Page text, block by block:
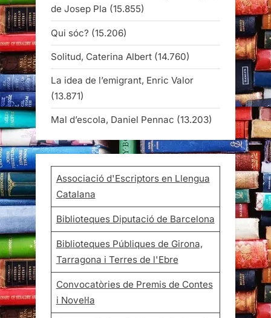
de Josep Pla (15.855)
Qui sóc? (15.206)
Solitud, Caterina Albert (14.760)
La idea de l’emigrant, Enric Valor
(13.871)
Mal d’escola, Daniel Pennac (13.203)
Associació d'Escriptors en Llengua
Catalana
Biblioteques Diputació de Barcelona
Biblioteques Públiques de Girona,
Tarragona i Terres de l'Ebre
Convocatòries de Premis de Contes
i Novel·la